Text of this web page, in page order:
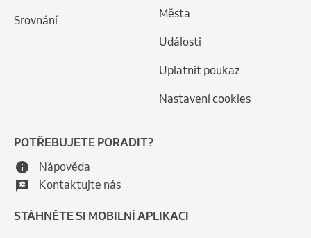
Srovnání Města
Události
Uplatnit poukaz
Nastavení cookies
POTŘEBUJETE PORADIT?
Nápověda
Kontaktujte nás
STÁHNĚTE SI MOBILNÍ APLIKACI